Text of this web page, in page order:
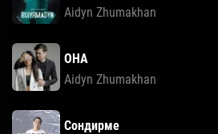
Aidyn Zhumakhan
ОНА
Aidyn Zhumakhan
Сондирме